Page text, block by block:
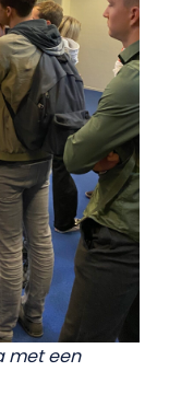
met een